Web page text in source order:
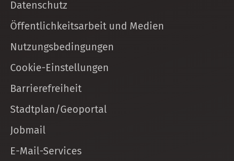
Datenschutz
Öffentlichkeitsarbeit und Medien
Nutzungsbedingungen
Cookie-Einstellungen
Barrierefreiheit
Stadtplan/Geoportal
Jobmail
E-Mail-Services